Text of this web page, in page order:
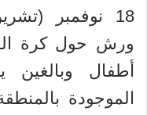
18 نوفمبر
أطفال وبالغين
الموجودة